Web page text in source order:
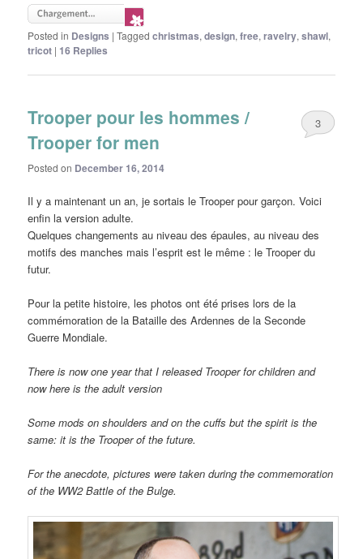
Posted in Designs |Tagged christmas,design,free,ravelry,shawl,
tricot | 16 Replies
Trooper pour les hommes /
Trooper for men
Posted on December 16, 2014
3
Il y a maintenant un an, je sortais le Trooper pour garçon. Voici
enfin la version adulte.
Quelques changements au niveau des épaules, au niveau des
motifs des manches mais l’esprit est le même : le Trooper du
futur.
Pour la petite histoire, les photos ont été prises lors de la
commémoration de la Bataille des Ardennes de la Seconde
Guerre Mondiale.
There is now one year that I releasedTrooperfor children and
now here is the adult version
Some mods on shoulders and on the cuffsbut the spirit is the
same: it isthe Trooper of the future.
For the anecdote, pictures were taken during the commemoration
of the WW2 Battle of the Bulge.